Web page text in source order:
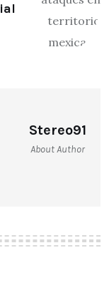
Stereo91
About Author